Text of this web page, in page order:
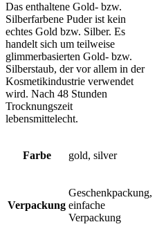
Das enthaltene Gold- bzw.
Silberfarbene Puder ist kein
echtes Gold bzw. Silber. Es
handelt sich um teilweise
glimmerbasierten Gold- bzw.
Silberstaub, der vor allem in der
Kosmetikindustrie verwendet
wird. Nach 48 Stunden
Trocknungszeit
lebensmittelecht.
Farbe gold, silver
Verpackung
Geschenkpackung,
einfache
Verpackung